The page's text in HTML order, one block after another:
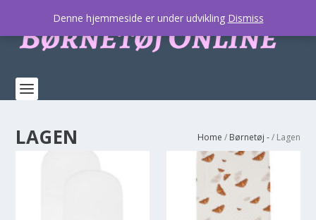
LAGEN Home / Børnetøj -/ Lagen
Denne hjemmeside er under udvikling Dismiss